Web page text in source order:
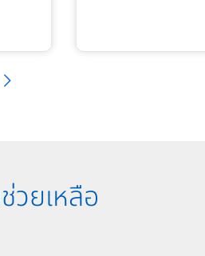
วยเหลือ